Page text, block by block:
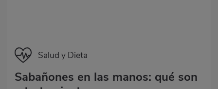
Categoría
Salud y Dieta
Sabañones en las manos: qué son